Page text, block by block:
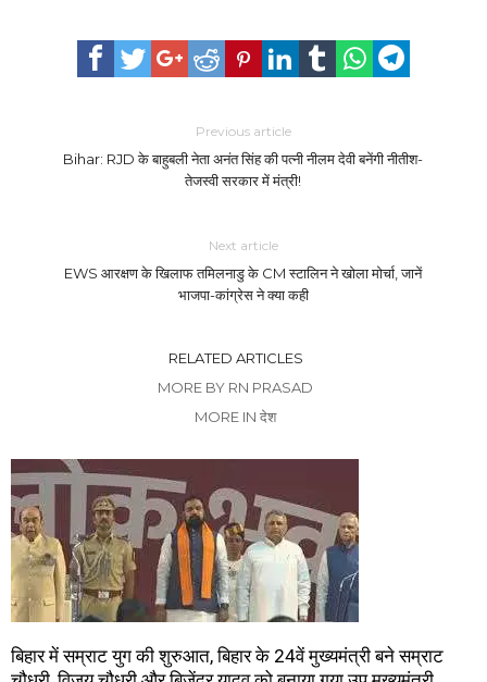
Previous article
Bihar: RJD के बाहुबली नेता अनंत सिंह की पत्नी नीलम देवी बनेंगी नीतीश-
तेजस्वी सरकार में मंत्री!
Next article
EWS आरक्षण के खिलाफ तमिलनाडु के CM स्टालिन ने खोला मोर्चा, जानें
भाजपा-कांग्रेस ने क्या कही
RELATED ARTICLES
MORE BY RN PRASAD
MORE IN देश
बिहार में सम्राट युग की शुरुआत, बिहार के 24वें मुख्यमंत्री बने सम्राट